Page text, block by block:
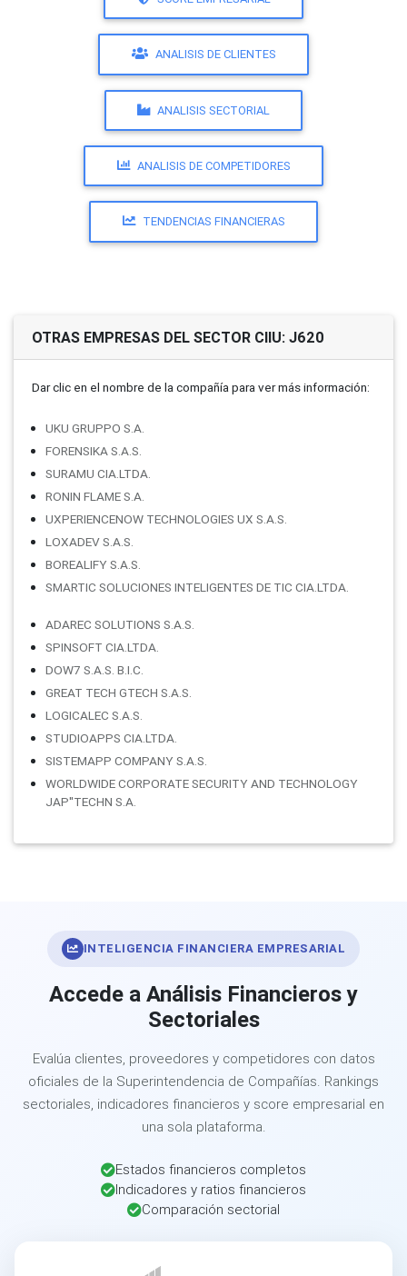
ANALISIS DE CLIENTES
ANALISIS SECTORIAL
ANALISIS DE COMPETIDORES
TENDENCIAS FINANCIERAS
OTRAS EMPRESAS DEL SECTOR CIIU: J620
Dar clic en el nombre de la compañí­a para ver más información:
UKU GRUPPO S.A.
FORENSIKA S.A.S.
SURAMU CIA.LTDA.
RONIN FLAME S.A.
UXPERIENCENOW TECHNOLOGIES UX S.A.S.
LOXADEV S.A.S.
BOREALIFY S.A.S.
SMARTIC SOLUCIONES INTELIGENTES DE TIC CIA.LTDA.
ADAREC SOLUTIONS S.A.S.
SPINSOFT CIA.LTDA.
DOW7 S.A.S. B.I.C.
GREAT TECH GTECH S.A.S.
LOGICALEC S.A.S.
STUDIOAPPS CIA.LTDA.
SISTEMAPP COMPANY S.A.S.
WORLDWIDE CORPORATE SECURITY AND TECHNOLOGY
JAP''TECHN S.A.
INTELIGENCIA FINANCIERA EMPRESARIAL
Accede a Análisis Financieros y
Sectoriales
Evalúa clientes, proveedores y competidores con datos
oficiales de la Superintendencia de Compañías. Rankings
sectoriales, indicadores financieros y score empresarial en
una sola plataforma.
Estados financieros completos
Indicadores y ratios financieros
Comparación sectorial